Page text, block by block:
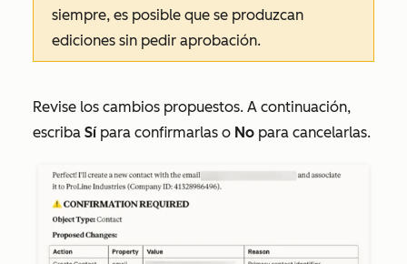
siempre, es posible que se produzcan
ediciones sin pedir aprobación.
Revise los cambios propuestos. A continuación,
escriba Sípara confirmarlas o No para cancelarlas.